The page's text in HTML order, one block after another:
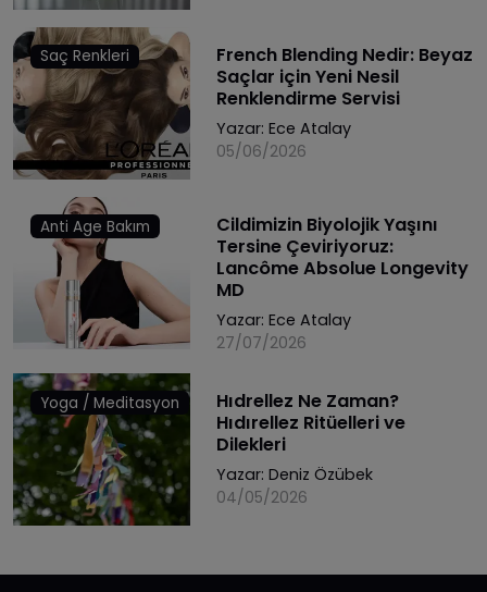
Saç Renkleri
French Blending Nedir: Beyaz
Saçlar için Yeni Nesil
Renklendirme Servisi
Yazar: Ece Atalay
05/06/2026
Anti Age Bakım
Cildimizin Biyolojik Yaşını
Tersine Çeviriyoruz:
Lancôme Absolue Longevity
MD
Yazar: Ece Atalay
27/07/2026
Yoga / Meditasyon
Hıdrellez Ne Zaman?
Hıdırellez Ritüelleri ve
Dilekleri
Yazar: Deniz Özübek
04/05/2026